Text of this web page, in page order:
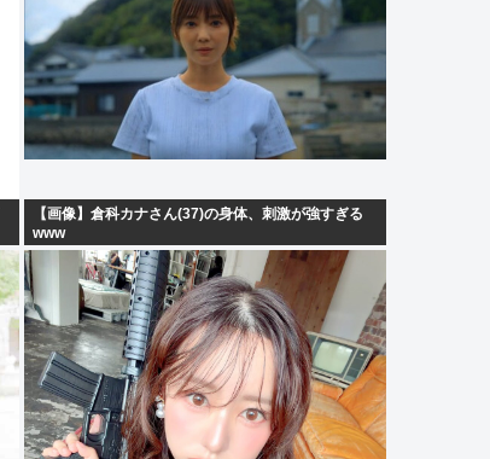
【画像】倉科カナさん(37)の身体、刺激が強すぎる
www